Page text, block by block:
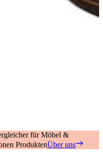
für Möbel &
ProduktenÜber uns